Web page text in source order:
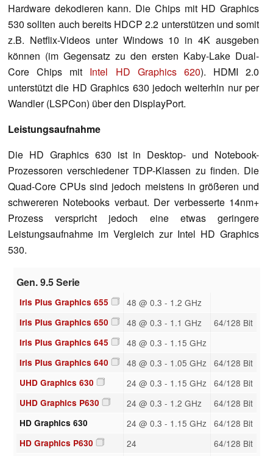
Hardware dekodieren kann. Die Chips mit HD Graphics
530 sollten auch bereits HDCP 2.2 unterstützen und somit
z.B. Netflix-Videos unter Windows 10 in 4K ausgeben
können (im Gegensatz zu den ersten Kaby-Lake Dual-
Core Chips mit Intel HD Graphics 620). HDMI 2.0
unterstützt die HD Graphics 630 jedoch weiterhin nur per
Wandler (LSPCon) über den DisplayPort.
Leistungsaufnahme
Die HD Graphics 630 ist in Desktop- und Notebook-
Prozessoren verschiedener TDP-Klassen zu finden. Die
Quad-Core CPUs sind jedoch meistens in größeren und
schwereren Notebooks verbaut. Der verbesserte 14nm+
Prozess verspricht jedoch eine etwas geringere
Leistungsaufnahme im Vergleich zur Intel HD Graphics
530.
Gen. 9.5 Serie
Iris Plus Graphics 655 48 @ 0.3 - 1.2 GHz
Iris Plus Graphics 650 48 @ 0.3 - 1.1 GHz 64/128 Bit
Iris Plus Graphics 645 48 @ 0.3 - 1.15 GHz
Iris Plus Graphics 640 48 @ 0.3 - 1.05 GHz 64/128 Bit
UHD Graphics 630 24 @ 0.3 - 1.15 GHz 64/128 Bit
UHD Graphics P630 24 @ 0.3 - 1.2 GHz 64/128 Bit
HD Graphics 630 24 @ 0.3 - 1.15 GHz 64/128 Bit
HD Graphics P630 24 64/128 Bit